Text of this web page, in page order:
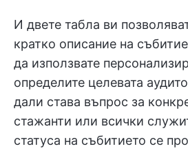
И двете табла ви
кратко описание на
да използвате
определите целевата
дали става въпрос за
стажанти или всички
статуса на събитието се